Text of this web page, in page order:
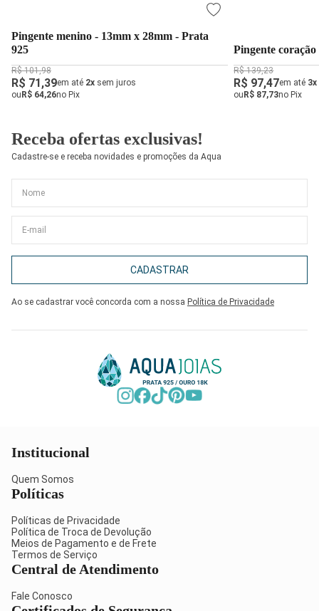
Pingente menino - 13mm x 28mm - Prata
925
R$ 101,98
R$ 71,39em até 2x sem juros
ouR$ 64,26no Pix
Pingente
R$ 139,23
R$ 97,47em até 3x
ouR$ 87,73no Pix
Receba ofertas exclusivas!
Cadastre-se e receba novidades e promoções da Aqua
CADASTRAR
Ao se cadastrar você concorda com a nossa Política de Privacidade
Institucional
Quem Somos
Políticas
Políticas de Privacidade
Política de Troca de Devolução
Meios de Pagamento e de Frete
Termos de Serviço
Central de Atendimento
Fale Conosco